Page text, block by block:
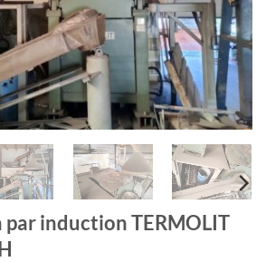
par induction TERMOLIT